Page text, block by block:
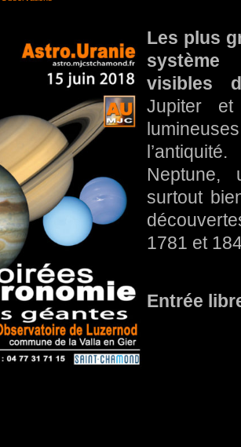
Les plus
système
visibles
Jupiter
surtout
1781 et
Entrée